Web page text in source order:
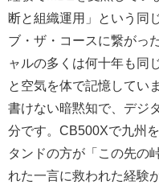
断と組織運用」という同
ブ・ザ・コースに繋がっ
ャルの多くは何十年も同
と空気を体で記憶してい
書けない暗黙知で、デジ
分です。CB500Xで九州
タンドの方が「この先の
れた一言に救われた経験